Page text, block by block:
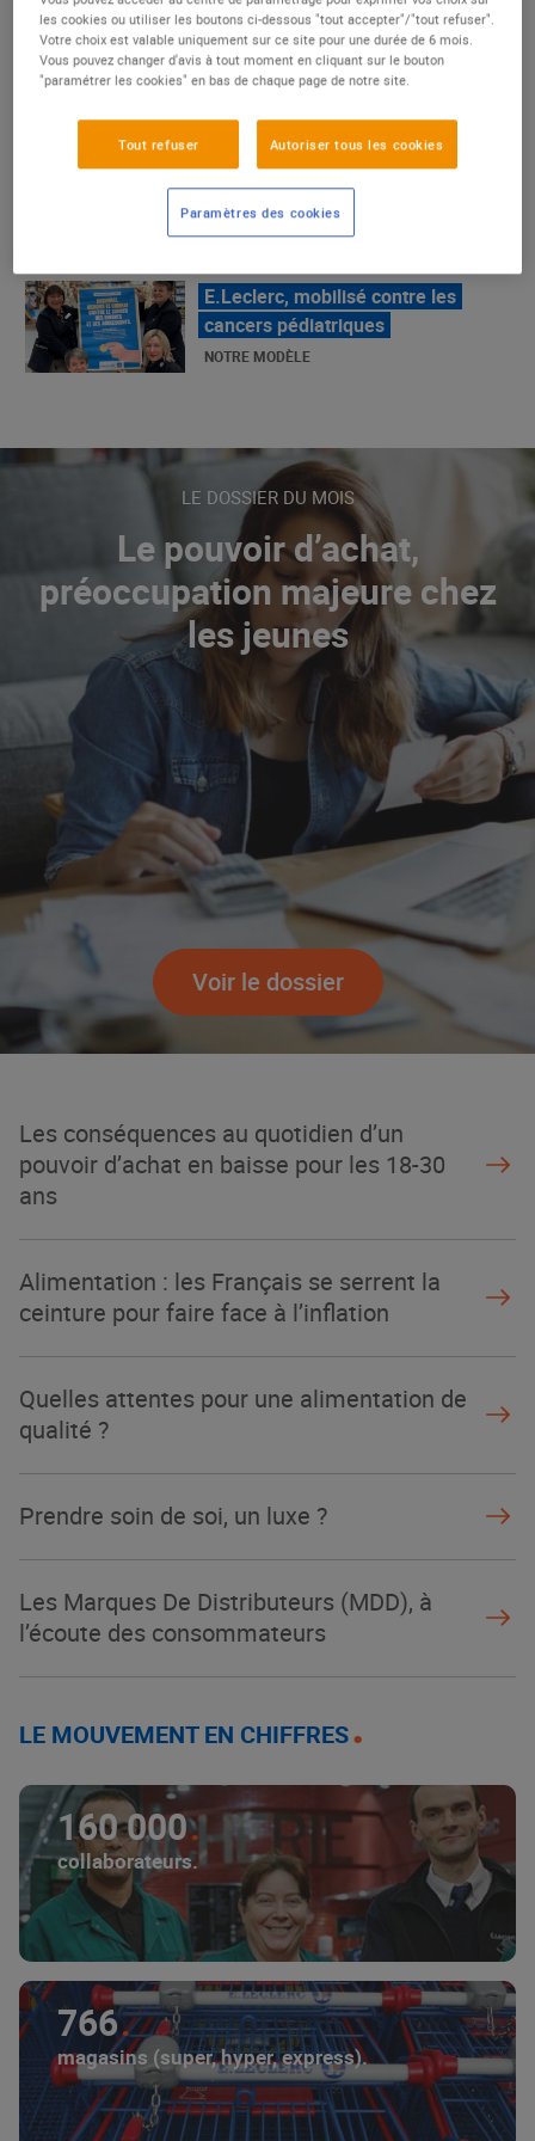
un succès
NOTRE MODÈLE
E.Leclerc, mobilisé contre les
NOTRE MODÈLE
LE MOUVEMENT E.LECLERC ET
SES COMBATS
NOTRE MODÈLE
« Repérage » - La nouvelle revue de
tendances de Marque Repère
ALIMENTATION DE QUALITÉ
Promouvoir les petits producteurs
avec les Alliances Locales E.Leclerc
ALIMENTATION DE QUALITÉ
L’ascenceur social fonctionne chez
E.Leclerc !
NOTRE MODÈLE
La Grande Rencontre 2024, encore
un succès
LE DOSSIER DU MOIS
Le pouvoir d’achat,
préoccupation majeure chez
les jeunes
Voir le dossier
Les conséquences au quotidien d’un
pouvoir d’achat en baisse pour les 18-30
ans
Alimentation : les Français se serrent la
ceinture pour faire face à l’inflation
Quelles attentes pour une alimentation de
qualité ?
Prendre soin de soi, un luxe ?
Les Marques De Distributeurs (MDD), à
l’écoute des consommateurs
LE MOUVEMENT EN CHIFFRES
160 000
collaborateurs.
766
magasins (super, hyper, express).
les cookies ou utiliser les boutons ci-dessous "tout accepter"/"tout refuser".
Votre choix est valable uniquement sur ce site pour une durée de 6 mois.
Vous pouvez changer d'avis à tout moment en cliquant sur le bouton
"paramétrer les cookies" en bas de chaque page de notre site.
Tout refuser Autoriser tous les cookies
Paramètres des cookies